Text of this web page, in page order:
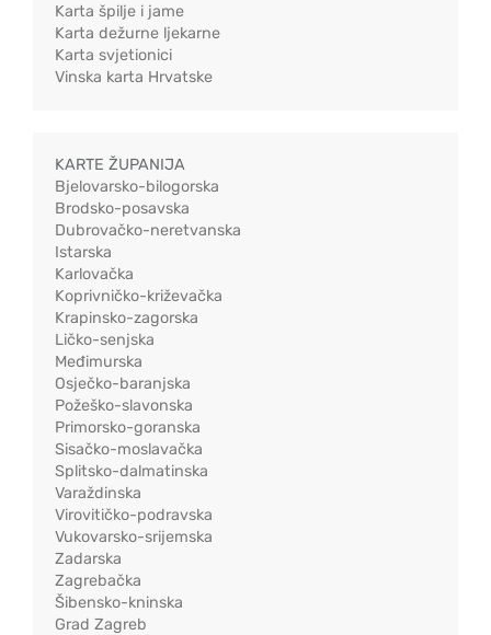
Karta špilje i jame
Karta dežurne ljekarne
Karta svjetionici
Vinska karta Hrvatske
KARTE ŽUPANIJA
Bjelovarsko-bilogorska
Brodsko-posavska
Dubrovačko-neretvanska
Istarska
Karlovačka
Koprivničko-križevačka
Krapinsko-zagorska
Ličko-senjska
Međimurska
Osječko-baranjska
Požeško-slavonska
Primorsko-goranska
Sisačko-moslavačka
Splitsko-dalmatinska
Varaždinska
Virovitičko-podravska
Vukovarsko-srijemska
Zadarska
Zagrebačka
Šibensko-kninska
Grad Zagreb